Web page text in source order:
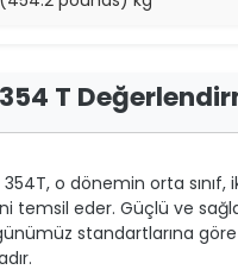
T
354T, o dönemin orta sınıf,
temsil eder. Güçlü ve
standartlarına göre